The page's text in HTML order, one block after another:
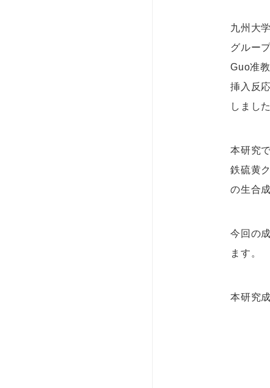
九州大
グルー
Guo准
挿入反
しました
本研究
鉄硫黄
の生合
今回の
ます。
本研究